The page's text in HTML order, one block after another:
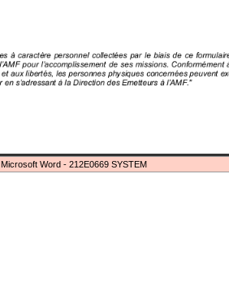
Microsoft Word - 212E0669 SYSTEM